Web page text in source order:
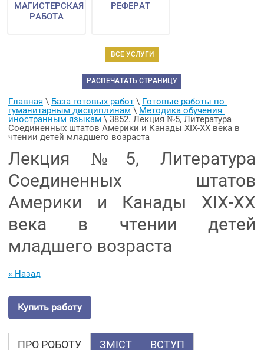
ВСЕ УСЛУГИ
МАГИСТЕРСКАЯ
РАБОТА
РЕФЕРАТ
РАСПЕЧАТАТЬ СТРАНИЦУ
Главная \ База готовых работ \ Готовые работы по
гуманитарным дисциплинам \ Методика обучения
иностранным языкам \ 3852. Лекция №5, Литература
Соединенных штатов Америки и Канады ХIХ-ХХ века в
чтении детей младшего возраста
Лекция №5, Литература
Соединенных штатов
Америки и Канады ХIХ-ХХ
века в чтении детей
младшего возраста
« Назад
Купить работу
ПРО РОБОТУ ЗМІСТ ВСТУП